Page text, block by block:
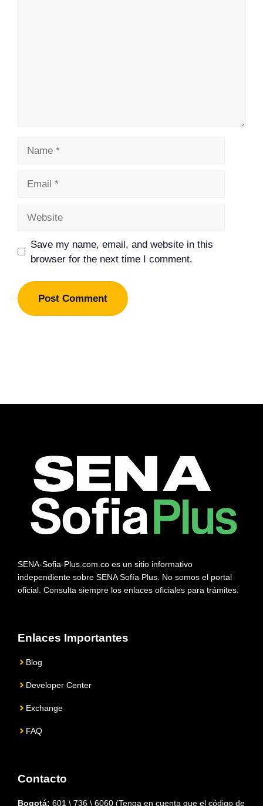
Save my name, email, and website in this
browser for the next time I comment.
SENA-Sofia-Plus.com.co es un sitio informativo
independiente sobre SENA Sofía Plus. No somos el portal
oficial. Consulta siempre los enlaces oficiales para trámites.
Enlaces Importantes
Blog
Developer Center
Exchange
FAQ
Contacto
Bogotá: 601 \ 736 \ 6060 (Tenga en cuenta que el código de